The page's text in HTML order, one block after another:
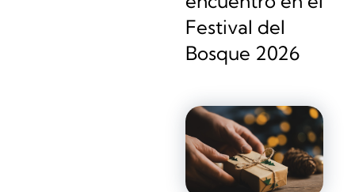
Festival del
Bosque 2026